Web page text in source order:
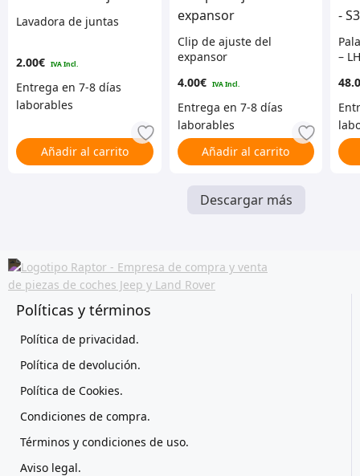
Lavadora de juntas
2.00€
Añadir al carrito
Clip de ajuste del
expansor
4.00€
Añadir al carrito
–
Descargar más
Políticas y términos
Política de privacidad.
Política de devolución.
Política de Cookies.
Condiciones de compra.
Términos y condiciones de uso.
Aviso legal.